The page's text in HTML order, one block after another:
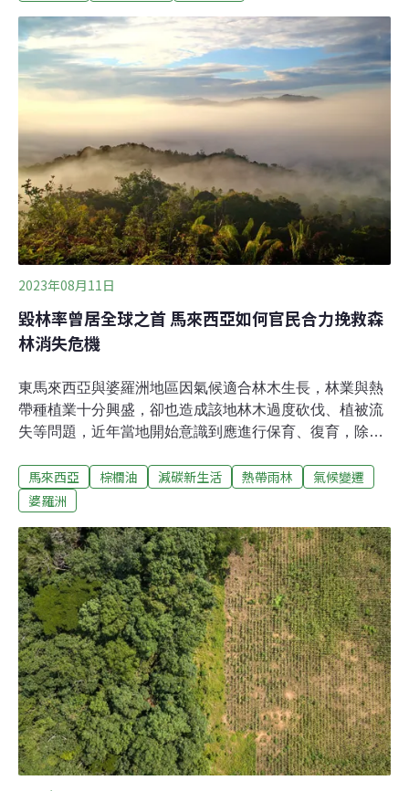
球八七高地開發引反彈 鄉民自辦說明會講給官方聽屏東縣
小琉球近年觀光夯，屏東縣政府原為將海域人潮分流至陸
域，定於制高點「八七高地」進行低度開發，但當地人覺
得會破壞島上「龍脈風水」大舉反彈，縣府原定要辦說明
立場，裁示無限期停辦；但島上居民主張變更為保護區才
能一勞永逸阻擋開放，14日自辦說明會，主動邀官方聽聽
民間心聲，小琉球居民更利用這場合暢所欲言，縣府官員
幾度嘗試解釋，卻頻頻被打斷。（自由時
2023年08月11日
毀林率曾居全球之首 馬來西亞如何官民合力挽救森
林消失危機
東馬來西亞與婆羅洲地區因氣候適合林木生長，林業與熱
帶種植業十分興盛，卻也造成該地林木過度砍伐、植被流
失等問題，近年當地開始意識到應進行保育、復育，除了
榮景。逾兩百萬公頃森林消失 毀林率曾高居全球之冠婆羅
洲雨林是世界三大雨林之一，面積僅次於亞馬遜，並分屬
然還保有2900萬公頃的森林，在進入21世紀後因為過度開
發，消失面積達到277萬公頃，如果算上非熱帶原生林、
次生林與人工林，森林面積已下降了33%，其中17%是原
始雨林。馬來西亞擁有大片森林資源，是重要的硬木木料
出產國。但自1980年代開始大規模伐木作業後，
2000~2012年間毀林率已高居全球第一。樹木被砍伐後的
空地轉作為畜牧，種植橡膠、棕櫚以及商業農業，也進一
步阻止林地再生，而礦業發展及道路、能源等基礎建設的
擴建也容易導致開發深入林區，
馬來西亞 棕櫚油 減碳新生活 熱帶雨林
氣候變遷
婆羅洲